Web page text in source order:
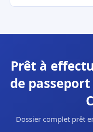
Prêt à
de
Dossier complet prêt